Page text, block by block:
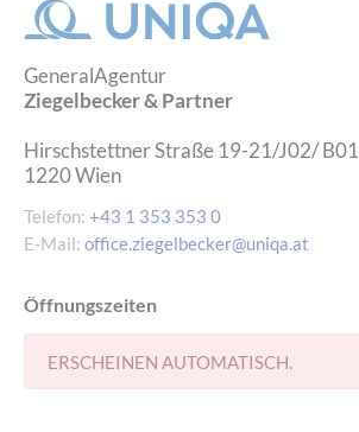
GeneralAgentur
Ziegelbecker & Partner
Hirschstettner Straße 19-21/J02/ B01
1220Wien
Telefon: +43 1 353 353 0
E-Mail: office.ziegelbecker@uniqa.at
Öffnungszeiten
ERSCHEINEN AUTOMATISCH.